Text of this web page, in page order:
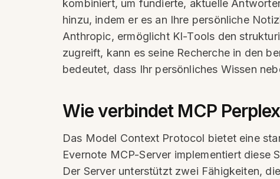
kombiniert, um fundierte, aktuelle
hinzu, indem er es an Ihre persönliche
Anthropic, ermöglicht KI-Tools den
zugreift, kann es seine Recherche in den
bedeutet, dass Ihr persönliches Wissen
Wie verbindet MCP
Das Model Context Protocol bietet eine
Evernote MCP-Server implementiert diese
Der Server unterstützt zwei Fähigkeiten,